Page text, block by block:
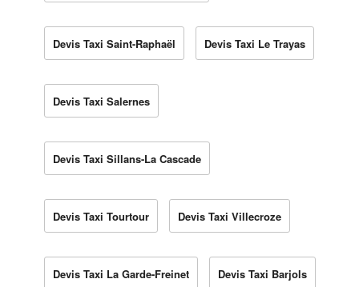
Devis Taxi Saint-Raphaël Devis Taxi Le Trayas
Devis Taxi Salernes
Devis Taxi Sillans-La Cascade
Devis Taxi Tourtour Devis Taxi Villecroze
Devis Taxi La Garde-Freinet Devis Taxi Barjols